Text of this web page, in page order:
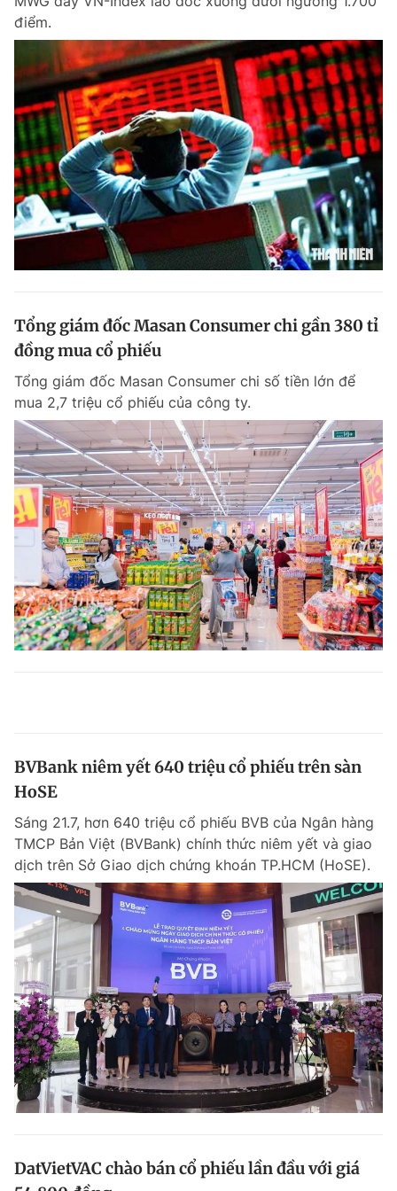
điểm.
Tổng giám đốc Masan Consumer chi gần 380 tỉ
đồng mua cổ phiếu
Tổng giám đốc Masan Consumer chi số tiền lớn để
mua 2,7 triệu cổ phiếu của công ty.
BVBank niêm yết 640 triệu cổ phiếu trên sàn
HoSE
Sáng 21.7, hơn 640 triệu cổ phiếu BVB của Ngân hàng
TMCP Bản Việt (BVBank) chính thức niêm yết và giao
dịch trên Sở Giao dịch chứng khoán TP.HCM (HoSE).
DatVietVAC chào bán cổ phiếu lần đầu với giá